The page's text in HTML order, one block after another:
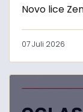
Novo lice
07 Juli 2026